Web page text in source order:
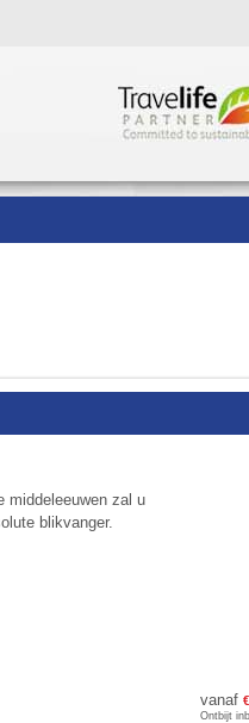
middeleeuwen zal u
blikvanger.
vanaf
Ontbijt